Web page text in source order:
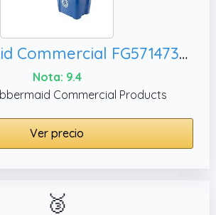
Rubbermaid Commercial FG571473BLUE - Cubo de basura para reciclaje, 6
Nota: 9.4
Commercial Products
Ver precio
🥉